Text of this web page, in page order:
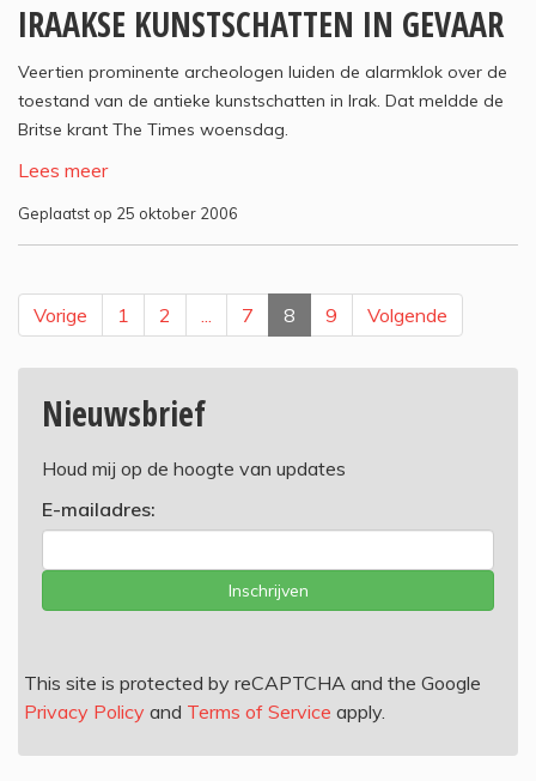
IRAAKSE KUNSTSCHATTEN IN GEVAAR
Veertien prominente archeologen luiden de alarmklok over de
toestand van de antieke kunstschatten in Irak. Dat meldde de
Britse krant The Times woensdag.
Lees meer
Geplaatst op 25 oktober 2006
Vorige 1 2 ... 7 8 9 Volgende
Nieuwsbrief
Houd mij op de hoogte van updates
E-mailadres:
Inschrijven
This site is protected by reCAPTCHA and the Google
Privacy Policy and Terms of Service apply.